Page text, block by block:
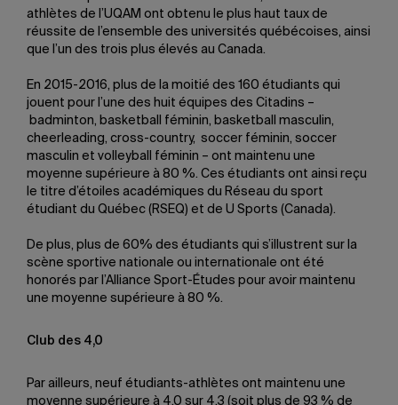
athlètes de l’UQAM ont obtenu le plus haut taux de
réussite de l’ensemble des universités québécoises, ainsi
que l’un des trois plus élevés au Canada.
En 2015-2016, plus de la moitié des 160 étudiants qui
jouent pour l’une des huit équipes des Citadins –
badminton, basketball féminin, basketball masculin,
cheerleading, cross-country, soccer féminin, soccer
masculin et volleyball féminin – ont maintenu une
moyenne supérieure à 80 %. Ces étudiants ont ainsi reçu
le titre d’étoiles académiques du Réseau du sport
étudiant du Québec (RSEQ) et de U Sports (Canada).
De plus, plus de 60% des étudiants qui s’illustrent sur la
scène sportive nationale ou internationale ont été
honorés par l’Alliance Sport-Études pour avoir maintenu
une moyenne supérieure à 80 %.
Club des 4,0
Par ailleurs, neuf étudiants-athlètes ont maintenu une
moyenne supérieure à 4,0 sur 4,3 (soit plus de 93 % de